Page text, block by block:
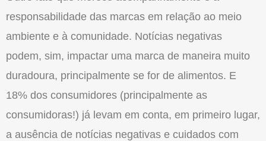
responsabilidade das marcas em relação ao meio
ambiente e à comunidade. Notícias negativas
podem, sim, impactar uma marca de maneira muito
duradoura, principalmente se for de alimentos. E
18% dos consumidores (principalmente as
consumidoras!) já levam em conta, em primeiro lugar,
a ausência de notícias negativas e cuidados com